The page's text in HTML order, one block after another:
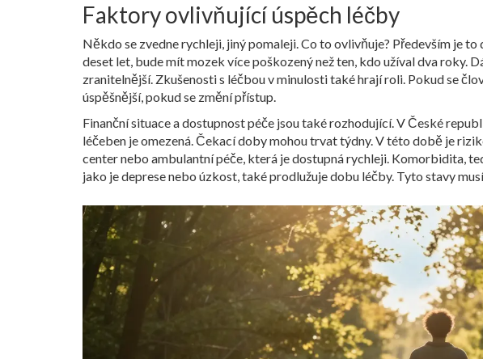
Faktory ovlivňující úspěch léčby
Někdo se zvedne rychleji, jiný pomaleji. Co to ovlivňuje? Především je
deset let, bude mít mozek více poškozený než ten, kdo užíval dva roky.
zranitelnější. Zkušenosti s léčbou v minulosti také hrají roli. Pokud se
úspěšnější, pokud se změní přístup.
Finanční situace a dostupnost péče jsou také rozhodující. V České
léčeben je omezená. Čekací doby mohou trvat týdny. V této době je
center nebo ambulantní péče, která je dostupná rychleji. Komorbidita,
jako je deprese nebo úzkost, také prodlužuje dobu léčby. Tyto stavy